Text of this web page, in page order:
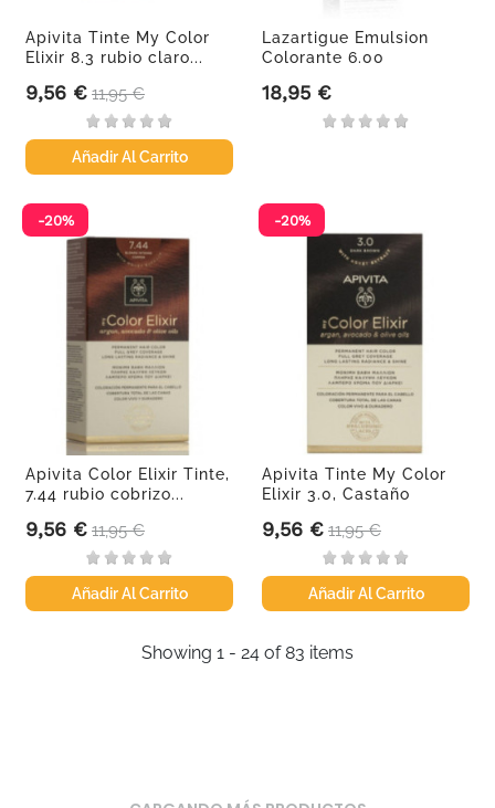
Apivita Tinte My Color
Elixir 8.3 rubio claro...
Precio
9,56 € Precio base
11,95 €
Añadir Al Carrito
Lazartigue Emulsion
Colorante 6.00
Precio
18,95 €
Apivita Color Elixir Tinte,
7.44 rubio cobrizo...
Precio
9,56 € Precio base
11,95 €
Añadir Al Carrito
-20%
Apivita Tinte My Color
Elixir 3.0, Castaño
Precio
9,56 € Precio base
11,95 €
Añadir Al Carrito
-20%
Showing 1 - 24 of 83 items